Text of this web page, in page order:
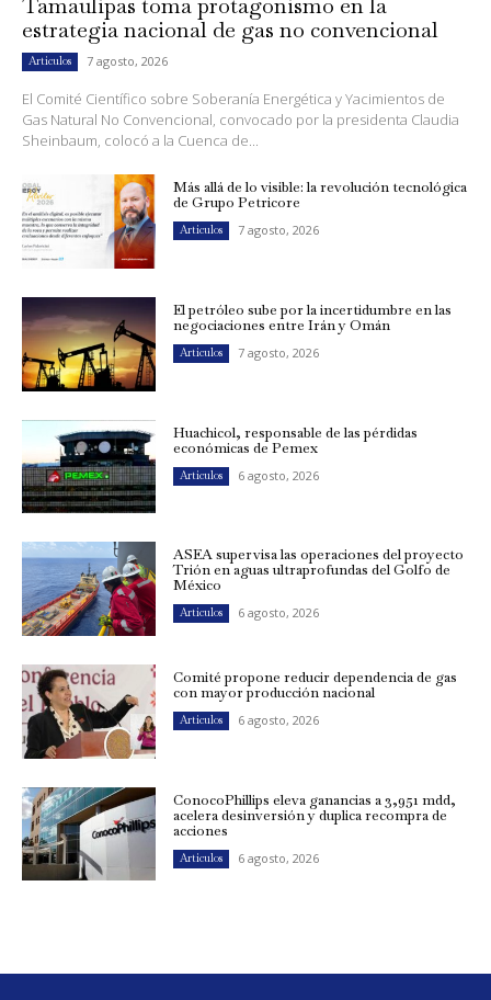
Tamaulipas toma protagonismo en la
estrategia nacional de gas no convencional
Artículos 7 agosto, 2026
El Comité Científico sobre Soberanía Energética y Yacimientos de
Gas Natural No Convencional, convocado por la presidenta Claudia
Sheinbaum, colocó a la Cuenca de...
Más allá de lo visible: la revolución tecnológica
de Grupo Petricore
Artículos 7 agosto, 2026
El petróleo sube por la incertidumbre en las
negociaciones entre Irán y Omán
Artículos 7 agosto, 2026
Huachicol, responsable de las pérdidas
económicas de Pemex
Artículos 6 agosto, 2026
ASEA supervisa las operaciones del proyecto
Trión en aguas ultraprofundas del Golfo de
México
Artículos 6 agosto, 2026
Comité propone reducir dependencia de gas
con mayor producción nacional
Artículos 6 agosto, 2026
ConocoPhillips eleva ganancias a 3,951 mdd,
acelera desinversión y duplica recompra de
acciones
Artículos 6 agosto, 2026